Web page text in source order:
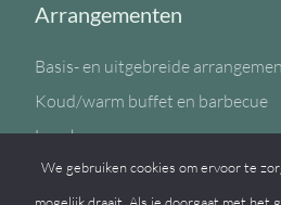
Arrangementen
Basis- en uitgebreide
Koud/warm buffet en barbecue
Lunch
Sportzaal
We gebruiken cookies om ervoor te